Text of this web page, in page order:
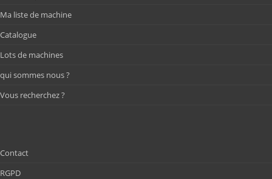
Ma liste de machine
Catalogue
Lots de machines
qui sommes nous ?
Vous recherchez ?
Contact
RGPD